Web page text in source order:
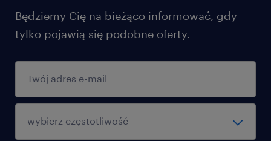
Będziemy Cię na bieżąco informować, gdy
tylko pojawią się podobne oferty.